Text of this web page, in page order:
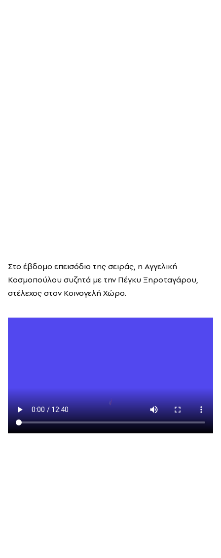
Στο έβδομο επεισόδιο της σειράς, η Αγγελική
Κοσμοπούλου συζητά με την Πέγκυ Ξηροταγάρου,
στέλεχος στον Κοινογελή Χώρο.